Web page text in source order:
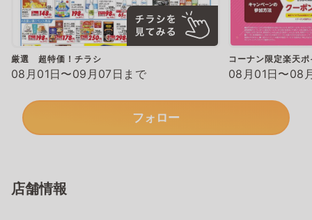
厳選 超特価！チラシ
08月01日〜09月07日まで
コーナン限定楽天
08月01日〜08
フォロー
店舗情報